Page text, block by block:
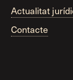
Actualitat
Contacte